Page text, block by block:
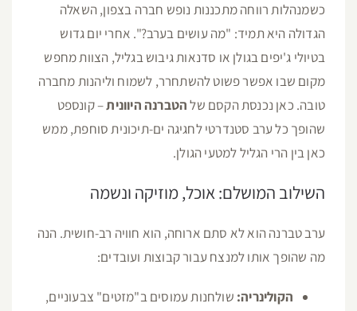
כשמנהלות רווחה מתכננות נופש חברה בצפון, השאלה
הגדולה היא תמיד: "מה עושים בערב?". אחרי יום גדוש
בטיולי ג'יפים בגולן או סדנאות גיבוש בגליל, הצוות מחפש
מקום שבו אפשר פשוט להשתחרר, לשמוח וליהנות מחברה
טובה. כאן נכנסת הקסם שלהטברנה היוונית– קונספט
שהופך כל ערב סטנדרטי לחגיגה ים-תיכונית סוחפת, ממש
כאן בין הרי הגליל למטעי הגולן.
השילוב המושלם: אוכל, מוזיקה ונשמה
ערב טברנה הוא לא סתם ארוחה, הוא חוויה רב-חושית. הנה
מה שהופך אותו למנצח עבור קבוצות ועובדים:
הקולינריה: שולחנות עמוסים ב"מזטים" צבעוניים,